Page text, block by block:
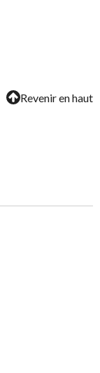
Revenir en haut